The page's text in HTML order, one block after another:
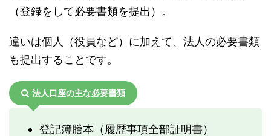
（登録をして必要書類を提出）。
違いは個人（役員など）に加えて、法人の必要書類
も提出することです。
法人口座の主な必要書類
登記簿謄本（履歴事項全部証明書）